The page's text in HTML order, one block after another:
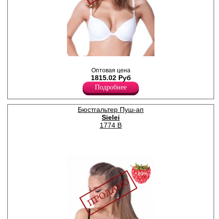
Up эффектом с гелевой
чашкой, гладкий, на тонких
регулируемых бретелях.
Эластан 15%
Полиамид 85%
Оптовая цена
1815.02 Руб
Подробнее
Бюстгальтер Пуш-ап
Sielei
1774 B
−20%